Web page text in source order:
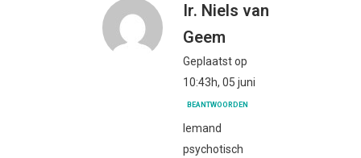
Ir. Niels van
Geem
Geplaatst op
10:43h, 05 juni
BEANTWOORDEN
Iemand
psychotisch